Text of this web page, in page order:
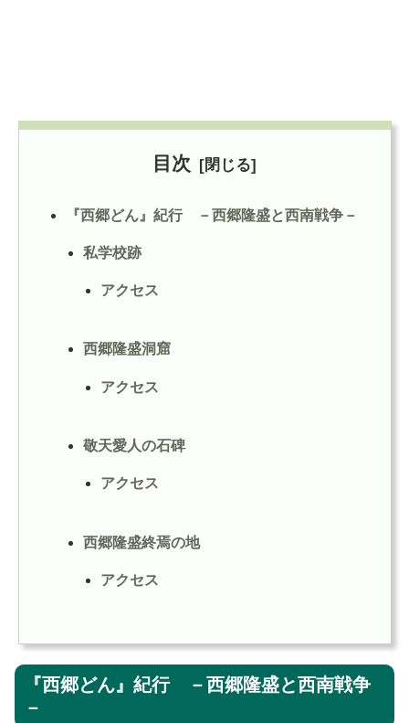
目次
『西郷どん』紀行 －西郷隆盛と西南戦争－
私学校跡
アクセス
西郷隆盛洞窟
アクセス
敬天愛人の石碑
アクセス
西郷隆盛終焉の地
アクセス
『西郷どん』紀行 －西郷隆盛と西南戦争
－